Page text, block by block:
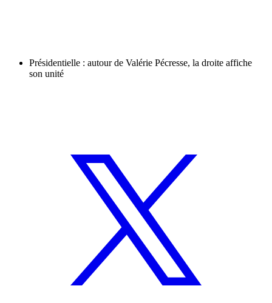
Présidentielle : autour de Valérie Pécresse, la droite affiche
son unité